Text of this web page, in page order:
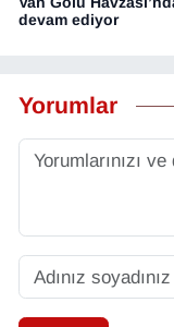
devam ediyor
Yorumlar